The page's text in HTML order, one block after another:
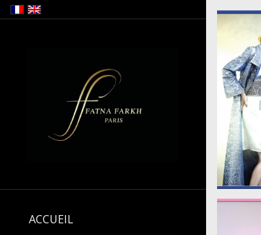
ACCUEIL